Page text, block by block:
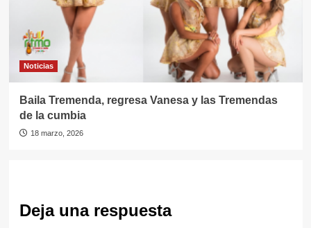
Noticias
Baila Tremenda, regresa Vanesa y las Tremendas
de la cumbia
18 marzo, 2026
Deja una respuesta